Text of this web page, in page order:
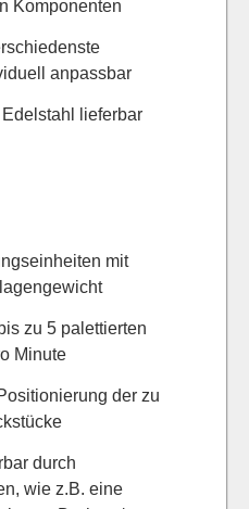
Komponenten
anpassbar
lieferbar
mit
zu 5 palettierten
Minute
der zu
durch
wie z.B. eine